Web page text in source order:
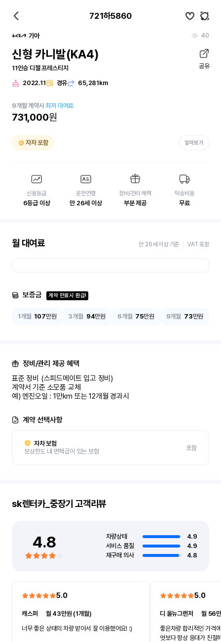
721하5860
기아 40
신형 카니발(KA4)
11인승 디젤 프레스티지 공유
2022.11 경유 65,281km
9개월 계약시최저 대여료
731,000원
자차 포함 알아보기
신용등급
6등급 이상
운전연령
만 26세 이상
정비/관리 혜택
부분 제공
탁송비용
무료
월 대여료 만 26세 이상 기준 VAT 포함
보증금 계약 만료시 환급!
1개월 107만원 3개월 94만원 6개월 75만원 9개월 73만원
정비/관리 제공 혜택
표준 정비 (스피드메이트 입고 정비)
계약서 기준 소모품 교체
예) 엔진오일 : 1만km 또는 12개월 경과시
계약 선택사항
자차 보험
보상한도 내 면책금이 있는 보험
포함
sk렌터카_중장기 고객리뷰
4.8 차량상태
4.9
서비스 품질
4.9
재구매 의사
4.8
5.0
캐스퍼
월 43만원 (1개월)
너무 좋은 상태의 차량 받아서 잘 이용했어요! :)
5.0
디 올뉴그랜저 ㅣ월 56
좋은차량 합리적인 가격
엇보다 항상 응대가 친절